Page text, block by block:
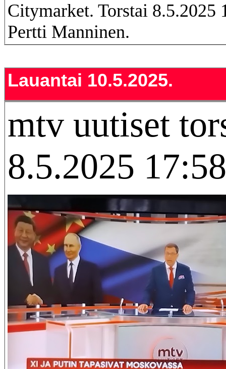
Citymarket. Torstai 8.5.2025
Pertti Manninen.
Lauantai 10.5.2025.
mtv uutiset
8.5.2025